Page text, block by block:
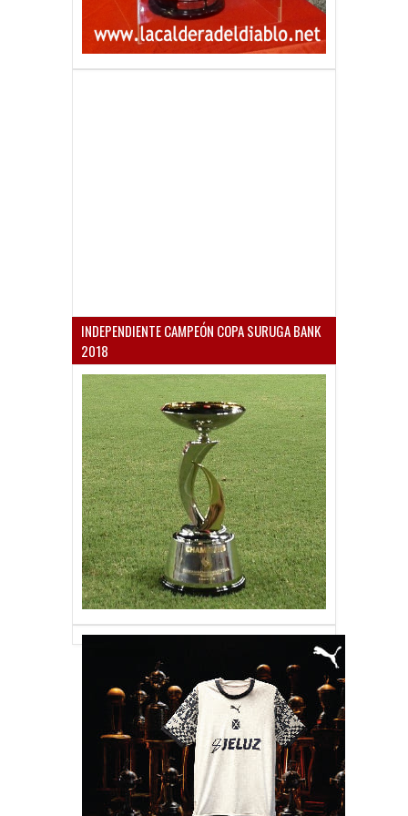
INDEPENDIENTE CAMPEÓN COPA SURUGA BANK
2018